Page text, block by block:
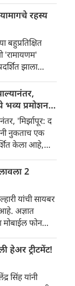
विशेष
या आपल्या नवीन
घोषणा
पहिला
आहे की त्याने
खळबळ उडवून
रहस्य
बहुप्रतिक्षित
'रामायणम'
झाला
उडाली आहे.
आणि
चर्चा होत
गोष्टीने
घेतले आहे आणि
केले आहे, ती
यशने
भूमिका.
भव्य प्रमोशन
'मिर्झापूर: द
नुकताच एक
केला आहे,
पडद्यावरील
अली फजल
एकदा
आवडत्या भूमिका
2
यांची सायबर
अज्ञात
मोबाईल फोन
काही मिनिटांत
ची फसवणूक
गुन्हा
हेअर ट्रीटमेंट!
सिंह यांनी